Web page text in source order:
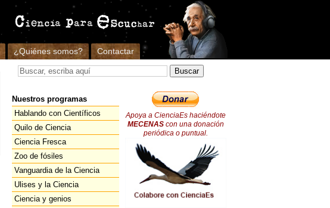
¿Quiénes somos? Contactar
Nuestros programas
Hablando con Científicos
Quilo de Ciencia
Ciencia Fresca
Zoo de fósiles
Vanguardia de la Ciencia
Ulises y la Ciencia
Ciencia y genios
Apoya a CienciaEs haciéndote
MECENAScon una donación
periódica o puntual.